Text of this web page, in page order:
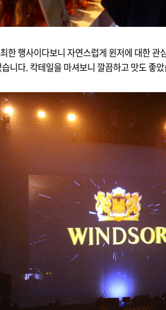
한 행사이다보니 자연스럽게 윈저에 대한
니다. 칵테일을 마셔보니 깔끔하고 맛도 좋